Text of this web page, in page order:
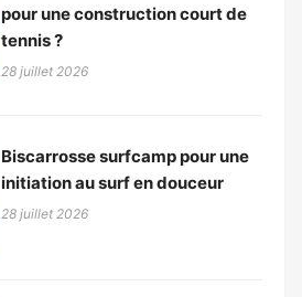
pour une construction court de
tennis ?
28 juillet 2026
Biscarrosse surfcamp pour une
initiation au surf en douceur
28 juillet 2026